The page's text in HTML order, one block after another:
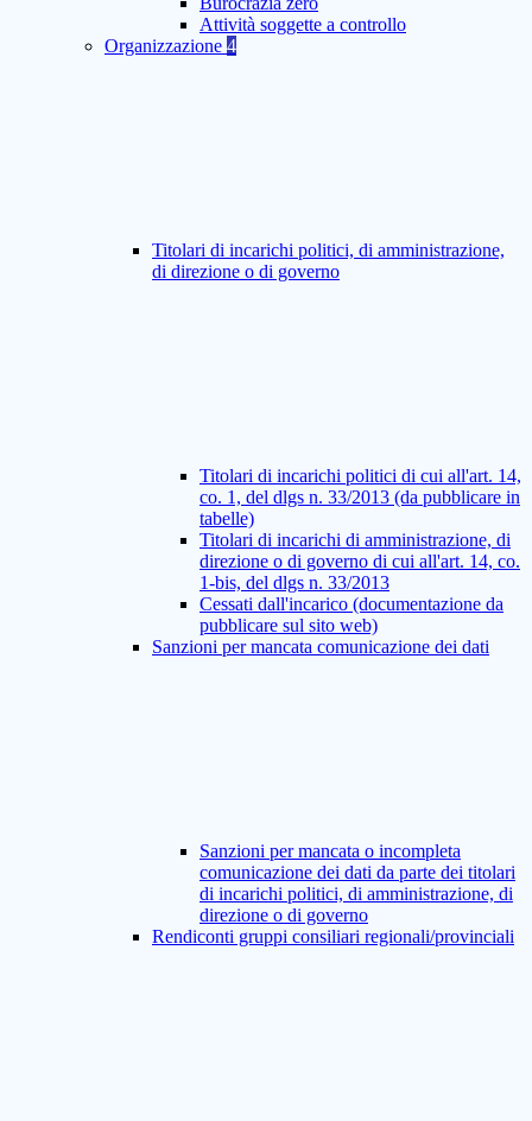
Attività soggette a controllo
Organizzazione 4
Titolari di incarichi politici, di amministrazione,
di direzione o di governo
Titolari di incarichi politici di cui all'art. 14,
co. 1, del dlgs n. 33/2013 (da pubblicare in
tabelle)
Titolari di incarichi di amministrazione, di
direzione o di governo di cui all'art. 14, co.
1-bis, del dlgs n. 33/2013
Cessati dall'incarico (documentazione da
pubblicare sul sito web)
Sanzioni per mancata comunicazione dei dati
Sanzioni per mancata o incompleta
comunicazione dei dati da parte dei titolari
di incarichi politici, di amministrazione, di
direzione o di governo
Rendiconti gruppi consiliari regionali/provinciali